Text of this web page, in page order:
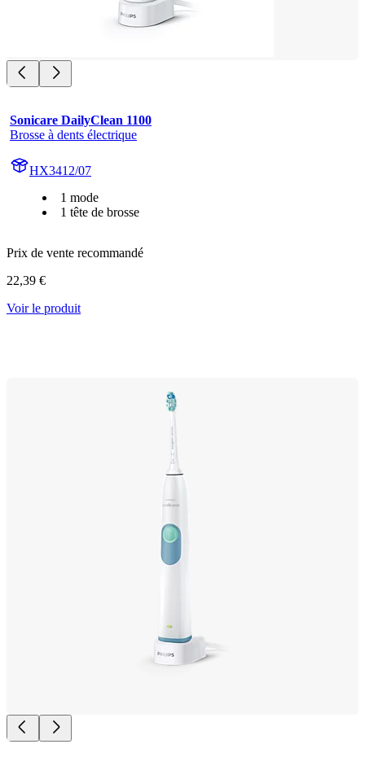
Sonicare DailyClean 1100
Brosse à dents électrique
HX3412/07
1 mode
1 tête de brosse
Prix de vente recommandé
22,39 €
Voir le produit